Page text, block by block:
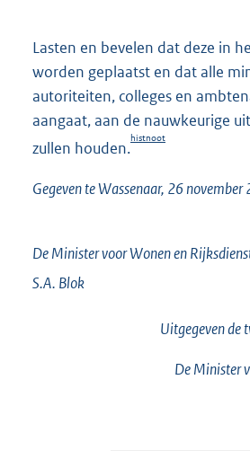
Lasten en bevelen dat deze in
worden geplaatst en dat alle
autoriteiten, colleges en
aangaat, aan de nauwkeurige
zullen houden.
histnoot
Gegeven te Wassenaar, 26
De Minister voor Wonen en
S.A. Blok
Uitgegeven de
De Minister